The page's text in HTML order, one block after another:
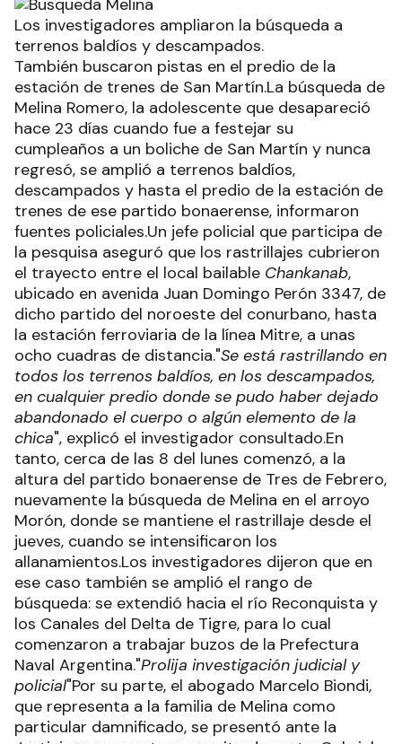
Los investigadores ampliaron la búsqueda a
terrenos baldíos y descampados.
También buscaron pistas en el predio de la
estación de trenes de San Martín.La búsqueda de
Melina Romero, la adolescente que desapareció
hace 23 días cuando fue a festejar su
cumpleaños a un boliche de San Martín y nunca
regresó, se amplió a terrenos baldíos,
descampados y hasta el predio de la estación de
trenes de ese partido bonaerense, informaron
fuentes policiales.Un jefe policial que participa de
la pesquisa aseguró que los rastrillajes cubrieron
el trayecto entre el local bailable Chankanab,
ubicado en avenida Juan Domingo Perón 3347, de
dicho partido del noroeste del conurbano, hasta
la estación ferroviaria de la línea Mitre, a unas
ocho cuadras de distancia."Se está rastrillando en
todos los terrenos baldíos, en los descampados,
en cualquier predio donde se pudo haber dejado
abandonado el cuerpo o algún elemento de la
chica", explicó el investigador consultado.En
tanto, cerca de las 8 del lunes comenzó, a la
altura del partido bonaerense de Tres de Febrero,
nuevamente la búsqueda de Melina en el arroyo
Morón, donde se mantiene el rastrillaje desde el
jueves, cuando se intensificaron los
allanamientos.Los investigadores dijeron que en
ese caso también se amplió el rango de
búsqueda: se extendió hacia el río Reconquista y
los Canales del Delta de Tigre, para lo cual
comenzaron a trabajar buzos de la Prefectura
Naval Argentina."Prolija investigación judicial y
policial"Por su parte, el abogado Marcelo Biondi,
que representa a la familia de Melina como
particular damnificado, se presentó ante la